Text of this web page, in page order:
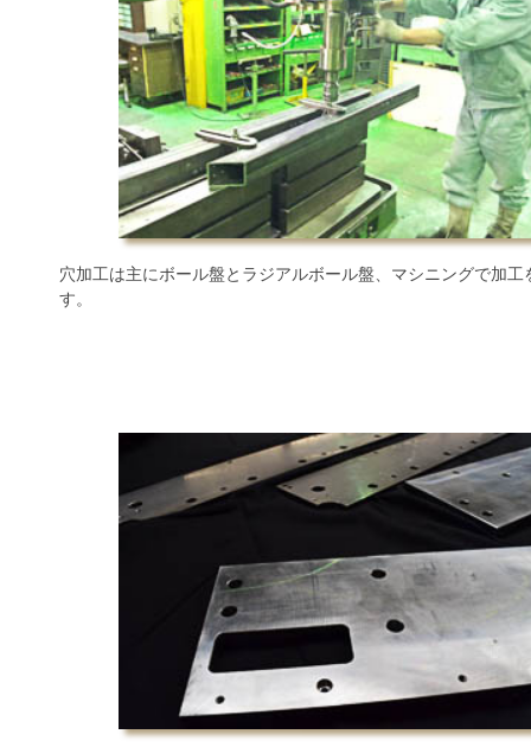
穴加工は主にボール盤とラジアルボール盤、マシニングで加工
す。